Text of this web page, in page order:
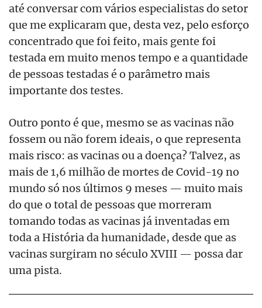
até conversar com vários especialistas do setor
que me explicaram que, desta vez, pelo esforço
concentrado que foi feito, mais gente foi
testada em muito menos tempo e a quantidade
de pessoas testadas é o parâmetro mais
importante dos testes.
Outro ponto é que, mesmo se as vacinas não
fossem ou não forem ideais, o que representa
mais risco: as vacinas ou a doença? Talvez, as
mais de 1,6 milhão de mortes de Covid-19 no
mundo só nos últimos 9 meses — muito mais
do que o total de pessoas que morreram
tomando todas as vacinas já inventadas em
toda a História da humanidade, desde que as
vacinas surgiram no século XVIII — possa dar
uma pista.